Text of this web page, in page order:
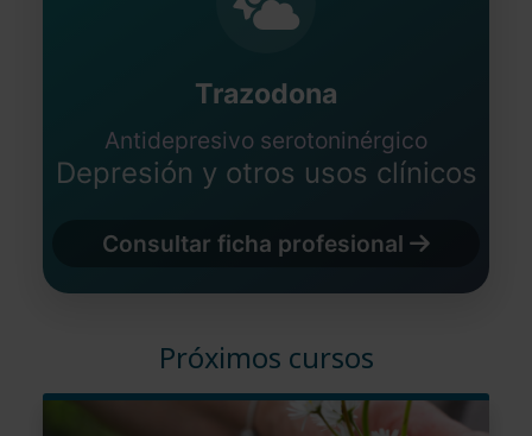
Trazodona
Antidepresivo serotoninérgico
Depresión y otros usos clínicos
Consultar ficha profesional
Próximos cursos